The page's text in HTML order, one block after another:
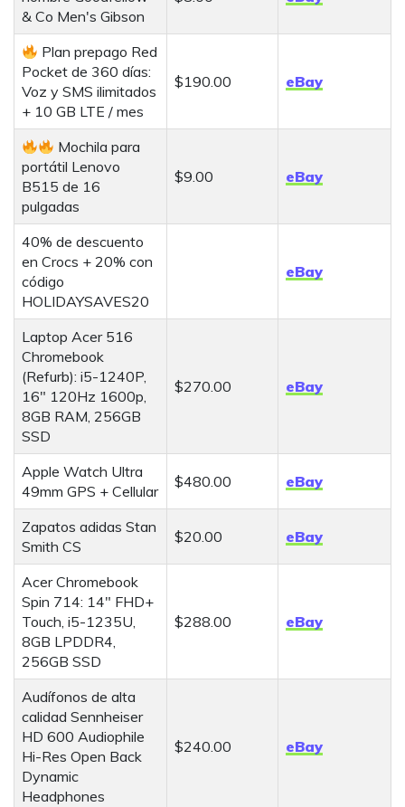
& Co Men's Gibson
Plan prepago Red
Pocket de 360 días:
Voz y SMS ilimitados
+ 10 GB LTE / mes
$190.00 eBay
Mochila para
portátil Lenovo
B515 de 16
pulgadas
$9.00 eBay
40% de descuento
en Crocs + 20% con
código
HOLIDAYSAVES20
eBay
Laptop Acer 516
Chromebook
(Refurb): i5-1240P,
16" 120Hz 1600p,
8GB RAM, 256GB
SSD
$270.00 eBay
Apple Watch Ultra
49mm GPS + Cellular
$480.00 eBay
Zapatos adidas Stan
Smith CS
$20.00 eBay
Acer Chromebook
Spin 714: 14" FHD+
Touch, i5-1235U,
8GB LPDDR4,
256GB SSD
$288.00 eBay
Audífonos de alta
calidad Sennheiser
HD 600 Audiophile
Hi-Res Open Back
Dynamic
Headphones
$240.00 eBay